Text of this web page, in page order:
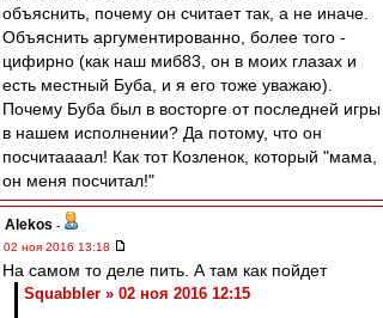
объяснить, почему он считает так, а не иначе.
Объяснить аргументированно, более того -
цифирно (как наш миб83, он в моих глазах и
есть местный Буба, и я его тоже уважаю).
Почему Буба был в восторге от последней игры
в нашем исполнении? Да потому, что он
посчитаааал! Как тот Козленок, который "мама,
он меня посчитал!"
Alekos -
02 ноя 2016 13:18
На самом то деле пить. А там как пойдет
Squabbler » 02 ноя 2016 12:15